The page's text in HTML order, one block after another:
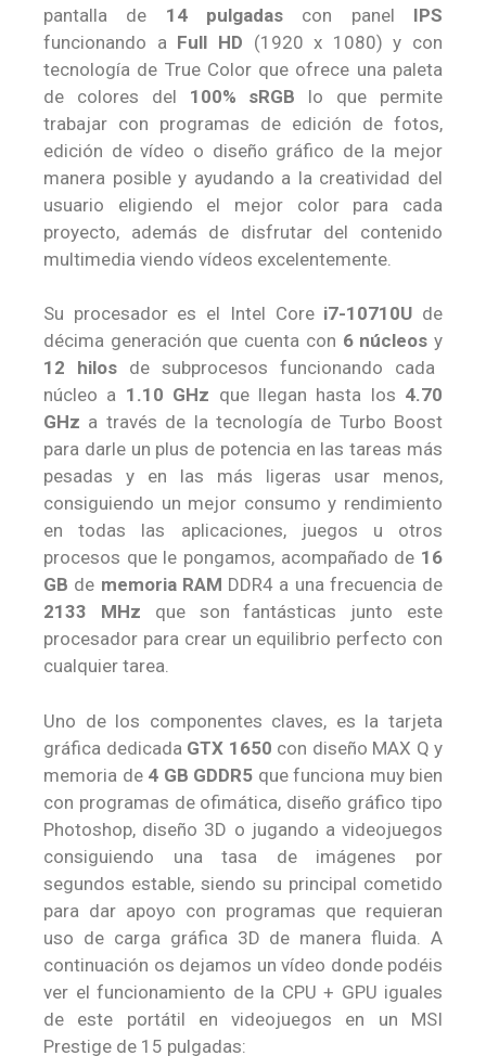
pantalla de 14 pulgadas con panel IPS
funcionando a Full HD (1920 x 1080) y con
tecnología de True Color que ofrece una paleta
de colores del 100% sRGB lo que permite
trabajar con programas de edición de fotos,
edición de vídeo o diseño gráfico de la mejor
manera posible y ayudando a la creatividad del
usuario eligiendo el mejor color para cada
proyecto, además de disfrutar del contenido
multimedia viendo vídeos excelentemente.
Su procesador es el Intel Core i7-10710U de
décima generación que cuenta con 6 núcleosy
12 hilos de subprocesos funcionando cada
núcleo a 1.10 GHz que llegan hasta los 4.70
GHz a través de la tecnología de Turbo Boost
para darle un plus de potencia en las tareas más
pesadas y en las más ligeras usar menos,
consiguiendo un mejor consumo y rendimiento
en todas las aplicaciones, juegos u otros
procesos que le pongamos, acompañado de 16
GB de memoria RAM DDR4 a una frecuencia de
2133 MHz que son fantásticas junto este
procesador para crear un equilibrio perfecto con
cualquier tarea.
Uno de los componentes claves, es la tarjeta
gráfica dedicada GTX 1650 con diseño MAX Q y
memoria de 4 GB GDDR5 que funciona muy bien
con programas de ofimática, diseño gráfico tipo
Photoshop, diseño 3D o jugando a videojuegos
consiguiendo una tasa de imágenes por
segundos estable, siendo su principal cometido
para dar apoyo con programas que requieran
uso de carga gráfica 3D de manera fluida. A
continuación os dejamos un vídeo donde podéis
ver el funcionamiento de la CPU + GPU iguales
de este portátil en videojuegos en un MSI
Prestige de 15 pulgadas: